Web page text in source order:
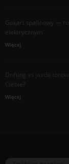
Gokart spalinowy —
elektrycznym
Więcej
Drifting vs jazda
Ciebie?
Więcej